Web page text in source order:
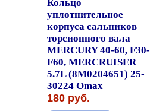
Кольцо
уплотнительное
корпуса сальников
торсионного вала
MERCURY 40-60, F30-
F60, MERCRUISER
5.7L (8M0204651) 25-
30224 Omax
180 руб.